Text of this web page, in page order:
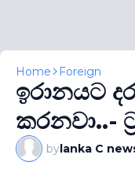
Home Foreign
ඉරානයට
කරනවා..-
bylanka C